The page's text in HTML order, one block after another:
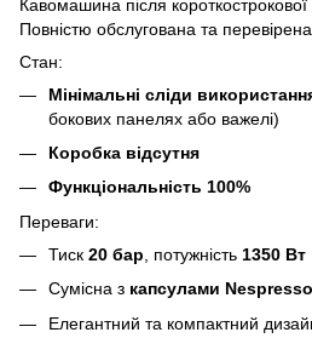
Кавомашина після короткострокової
Повністю обслугована та
Стан:
Мінімальні сліди
бокових панелях або важелі)
Коробка відсутня
Функціональність 100%
Переваги:
Тиск 20 бар , потужність 1350 Вт
Сумісна з капсулами Nespresso
Елегантний та компактний